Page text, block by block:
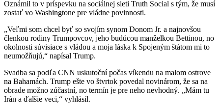
Oznámil to v príspevku na sociálnej sieti Truth Social s tým, že musí
zostať vo Washingtone pre vládne povinnosti.
„Veľmi som chcel byť so svojím synom Donom Jr. a najnovšou
členkou rodiny Trumpovcov, jeho budúcou manželkou Bettinou, no
okolnosti súvisiace s vládou a moja láska k Spojeným štátom mi to
neumožňujú,“ napísal Trump.
Svadba sa podľa CNN uskutoční počas víkendu na malom ostrove
na Bahamách. Trump ešte vo štvrtok povedal novinárom, že sa na
obrade možno zúčastní, no termín je pre neho nevhodný. „Mám tu
Irán a ďalšie veci,“ vyhlásil.